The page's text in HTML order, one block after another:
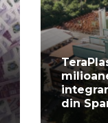
din